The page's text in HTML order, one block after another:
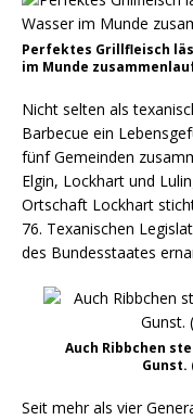
Perfektes Grillfleisch
im Munde
Nicht selten als
Barbecue ein
fünf Gemeinden
Elgin, Lockhart und
Ortschaft Lockhart
76. Texanischen
des Bundesstaates
Auch Ribbchen
Gunst.
Seit mehr als vier